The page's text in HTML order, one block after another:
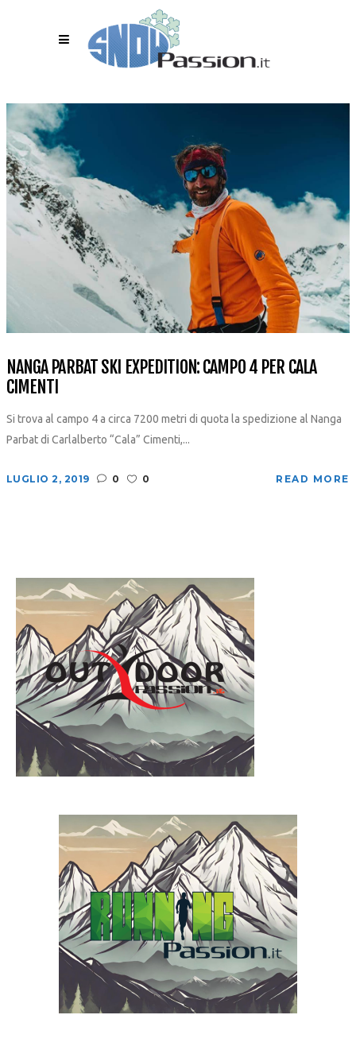
NANGA PARBAT SKI EXPEDITION: CAMPO 4 PER CALA
CIMENTI
Si trova al campo 4 a circa 7200 metri di quota la spedizione al Nanga
Parbat di Carlalberto “Cala” Cimenti,...
LUGLIO 2, 2019 0 0 READ MORE